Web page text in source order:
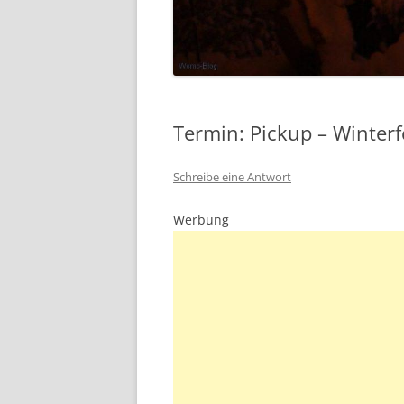
Termin: Pickup –
Schreibe eine Antwort
Werbung